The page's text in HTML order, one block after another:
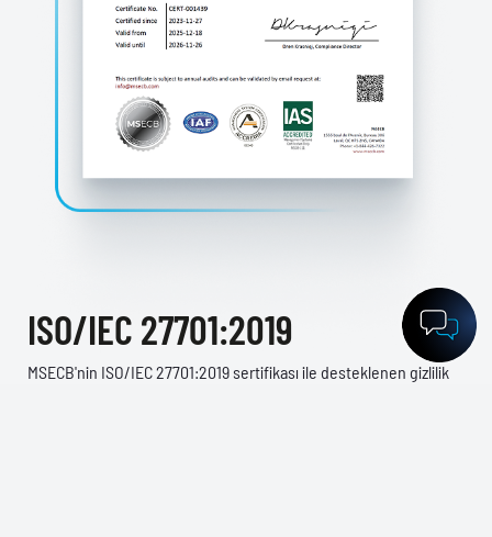
ISO/IEC 27701:2019
MSECB'nin ISO/IEC 27701:2019 sertifikası ile desteklenen gizlilik